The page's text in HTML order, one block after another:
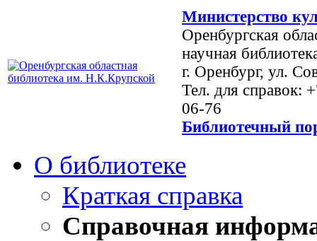
Министерство
Оренбургская
научная
г. Оренбург, ул.
Тел. для справок:
06-76
Библиотечный
О библиотеке
Краткая справка
Справочная